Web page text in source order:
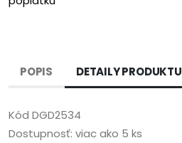
POPIS DETAILY PRODUKTU
Kód DGD2534
Dostupnosť: viac ako 5 ks